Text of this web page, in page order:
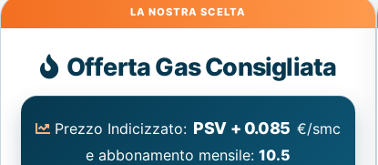
Gas
Offerta Gas Consigliata
Prezzo Indicizzato: PSV + 0.085 €/smc
e abbonamento mensile:10.5